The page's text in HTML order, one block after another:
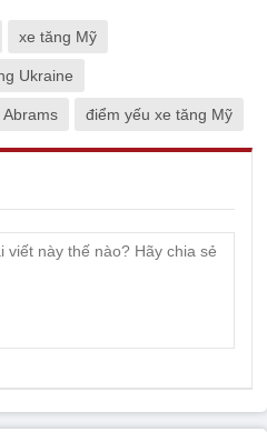
xe tăng Mỹ
Ukraine
Abrams điểm yếu xe tăng Mỹ